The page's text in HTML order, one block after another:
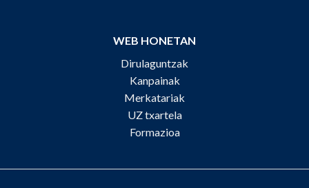
WEB HONETAN
Dirulaguntzak
Kanpainak
Merkatariak
UZ txartela
Formazioa